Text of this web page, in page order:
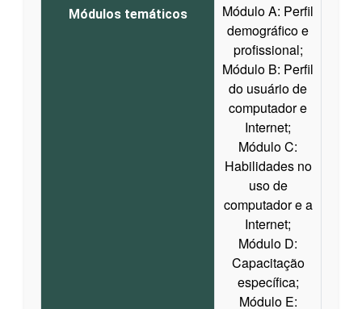
Módulos temáticos
Módulo A: Perfil
demográfico e
profissional;
Módulo B: Perfil
do usuário de
computador e
Internet;
Módulo C:
Habilidades no
uso de
computador e a
Internet;
Módulo D:
Capacitação
específica;
Módulo E: